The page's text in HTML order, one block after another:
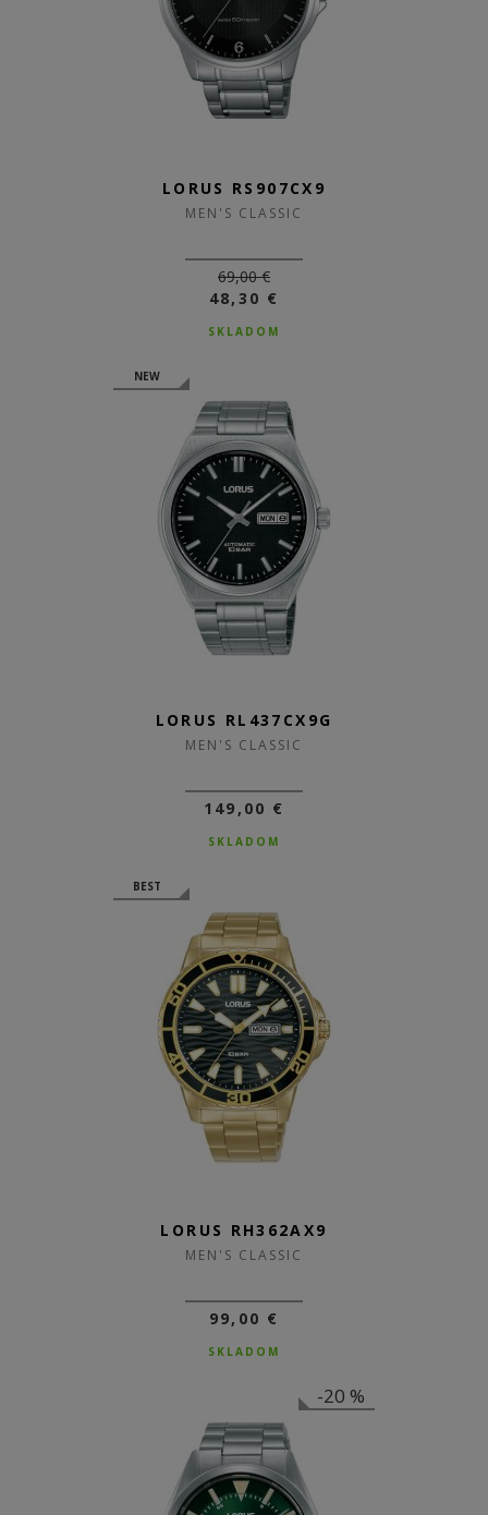
LORUS RS907CX9
MEN'S CLASSIC
69,00 €
48,30 €
SKLADOM
NEW
LORUS RL437CX9G
MEN'S CLASSIC
149,00 €
SKLADOM
BEST
LORUS RH362AX9
MEN'S CLASSIC
99,00 €
SKLADOM
-20 %